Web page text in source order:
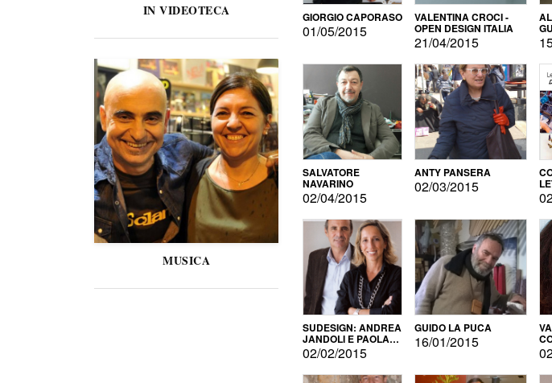
IN VIDEOTECA
MUSICA
GIORGIO CAPORASO
01/05/2015
VALENTINA CROCI -
OPEN DESIGN ITALIA
21/04/2015
SALVATORE
NAVARINO
02/04/2015
ANTY PANSERA
02/03/2015
SUDESIGN: ANDREA
JANDOLI E PAOLA
PISAPIA
02/02/2015
GUIDO LA PUCA
16/01/2015